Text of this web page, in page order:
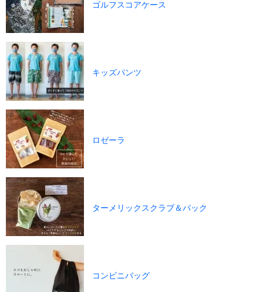
ゴルフスコアケース
キッズパンツ
ロゼーラ
ターメリックスクラブ＆パック
コンビニバッグ